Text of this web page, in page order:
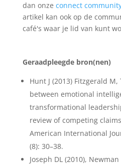
dan onze connect
artikel kan ook op de
café's waar je lid van kunt
Geraadpleegde bron(nen)
Hunt J (2013) Fitzgerald
between emotional
transformational
review of competing
American International
(8): 30–38.
Joseph DL (2010),